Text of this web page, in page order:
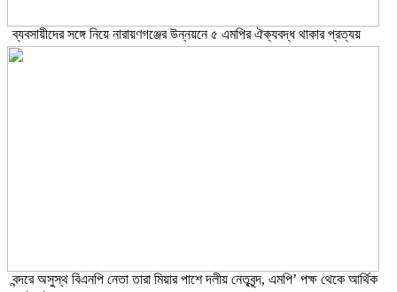
ব্যবসায়ীদের সঙ্গে নিয়ে নারায়ণগঞ্জের উন্নয়নে ৫ এমপির ঐক্যবদ্ধ থাকার প্রত্যয়
বন্দরে অসুস্থ বিএনপি নেতা তারা মিয়ার পাশে দলীয় নেতৃবৃন্দ, এমপি’ পক্ষ থেকে আর্থিক